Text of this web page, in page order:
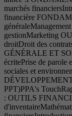
marchés
financière
gestionMarketing
droitDroit des
GÉNÉRALE ET
écritePrise de parole
sociales et
PPT)PPA's
: OUTILS